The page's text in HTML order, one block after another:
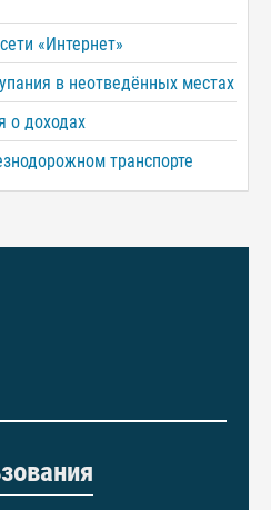
«Интернет»
в неотведённых местах
о доходах
транспорте